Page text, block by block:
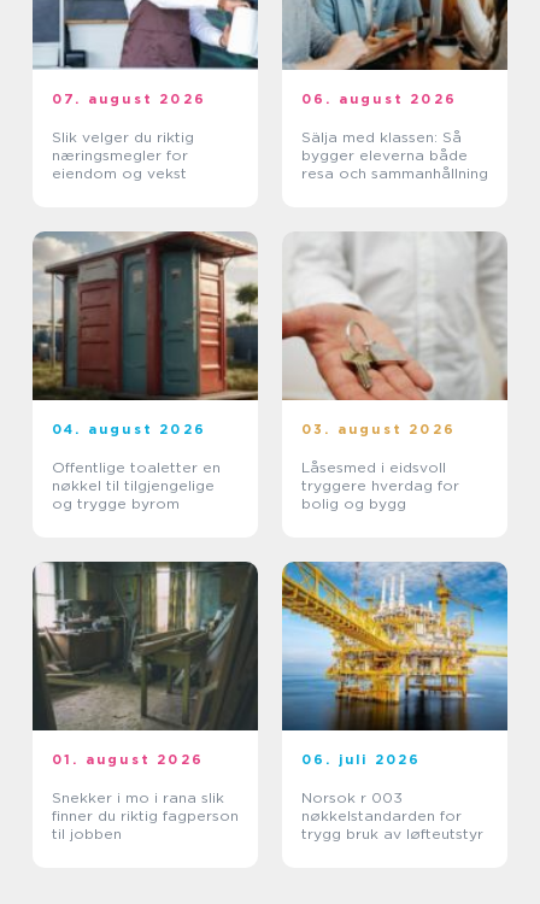
07. august 2026
Slik velger du riktig
næringsmegler for
eiendom og vekst
06. august 2026
Sälja med klassen: Så
bygger eleverna både
resa och sammanhållning
04. august 2026
Offentlige toaletter en
nøkkel til tilgjengelige
og trygge byrom
03. august 2026
Låsesmed i eidsvoll
tryggere hverdag for
bolig og bygg
01. august 2026
Snekker i mo i rana slik
finner du riktig fagperson
til jobben
06. juli 2026
Norsok r 003
nøkkelstandarden for
trygg bruk av løfteutstyr